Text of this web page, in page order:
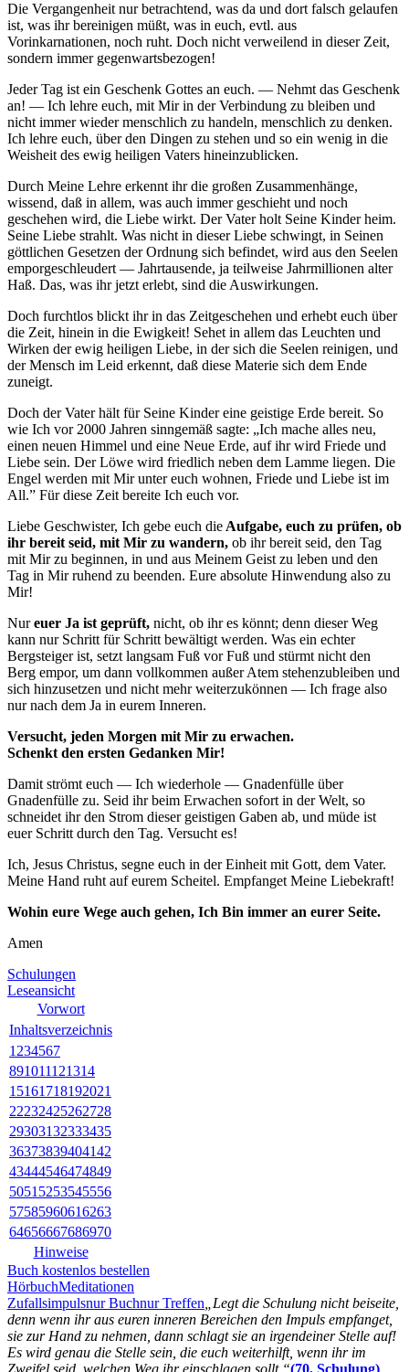
Die Vergangenheit nur betrachtend, was da und dort falsch gelaufen
ist, was ihr bereinigen müßt, was in euch, evtl. aus
Vorinkarnationen, noch ruht. Doch nicht verweilend in dieser Zeit,
sondern immer gegenwartsbezogen!
Jeder Tag ist ein Geschenk Gottes an euch. — Nehmt das Geschenk
an! — Ich lehre euch, mit Mir in der Verbindung zu bleiben und
nicht immer wieder menschlich zu handeln, menschlich zu denken.
Ich lehre euch, über den Dingen zu stehen und so ein wenig in die
Weisheit des ewig heiligen Vaters hineinzublicken.
Durch Meine Lehre erkennt ihr die großen Zusammenhänge,
wissend, daß in allem, was auch immer geschieht und noch
geschehen wird, die Liebe wirkt. Der Vater holt Seine Kinder heim.
Seine Liebe strahlt. Was nicht in dieser Liebe schwingt, in Seinen
göttlichen Gesetzen der Ordnung sich befindet, wird aus den Seelen
emporgeschleudert — Jahrtausende, ja teilweise Jahrmillionen alter
Haß. Das, was ihr jetzt erlebt, sind die Auswirkungen.
Doch furchtlos blickt ihr in das Zeitgeschehen und erhebt euch über
die Zeit, hinein in die Ewigkeit! Sehet in allem das Leuchten und
Wirken der ewig heiligen Liebe, in der sich die Seelen reinigen, und
der Mensch im Leid erkennt, daß diese Materie sich dem Ende
zuneigt.
Doch der Vater hält für Seine Kinder eine geistige Erde bereit. So
wie Ich vor 2000 Jahren sinngemäß sagte: „Ich mache alles neu,
einen neuen Himmel und eine Neue Erde, auf ihr wird Friede und
Liebe sein. Der Löwe wird friedlich neben dem Lamme liegen. Die
Engel werden mit Mir unter euch wohnen, Friede und Liebe ist im
All.” Für diese Zeit bereite Ich euch vor.
Liebe Geschwister, Ich gebe euch die Aufgabe, euch zu prüfen, ob
ihr bereit seid, mit Mir zu wandern, ob ihr bereit seid, den Tag
mit Mir zu beginnen, in und aus Meinem Geist zu leben und den
Tag in Mir ruhend zu beenden. Eure absolute Hinwendung also zu
Mir!
Nureuer Ja ist geprüft, nicht, ob ihr es könnt; denn dieser Weg
kann nurSchritt für Schritt bewältigt werden. Was ein echter
Bergsteiger ist, setzt langsam Fuß vor Fuß und stürmt nicht den
Berg empor, um dann vollkommen außer Atem stehenzubleiben und
sich hinzusetzen und nicht mehr weiterzukönnen — Ich frage also
nur nach dem Ja in eurem Inneren.
Versucht, jeden Morgen mit Mir zu erwachen.
Schenkt den ersten Gedanken Mir!
Damit strömt euch — Ich wiederhole — Gnadenfülle über
Gnadenfülle zu. Seid ihr beim Erwachen sofort in der Welt, so
schneidet ihr den Strom dieser geistigen Gaben ab, und müde ist
euer Schritt durch den Tag. Versucht es!
Ich, Jesus Christus, segne euch in der Einheit mit Gott, dem Vater.
Meine Hand ruht auf eurem Scheitel. Empfanget Meine Liebekraft!
Wohin eure Wege auch gehen, Ich Bin immer an eurer Seite.
Amen
Schulungen
Leseansicht
Vorwort
Inhaltsverzeichnis
1 234567
891011121314
15161718192021
22232425262728
29303132333435
36373839404142
43444546474849
5051 5253545556
57585960616263
64656667686970
Hinweise
Buch kostenlos bestellen
HörbuchMeditationen
Zufallsimpulsnur Buchnur Treffen „Legt die Schulung nicht beiseite,
denn wenn ihr aus euren inneren Bereichen den Impuls empfanget,
sie zur Hand zu nehmen, dann schlagt sie an irgendeiner Stelle auf!
Es wird genau die Stelle sein, die euch weiterhilft, wenn ihr im
Zweifel seid, welchen Weg ihr einschlagen sollt.“(70. Schulung)